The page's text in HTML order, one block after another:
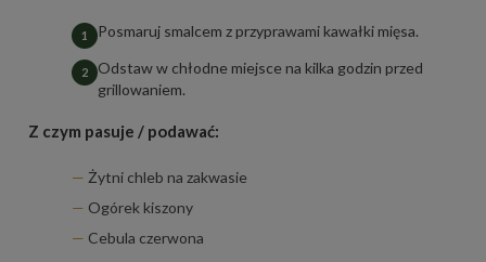
Posmaruj smalcem z przyprawami kawałki mięsa.
Odstaw w chłodne miejsce na kilka godzin przed
grillowaniem.
Z czym pasuje / podawać:
Żytni chleb na zakwasie
Ogórek kiszony
Cebula czerwona